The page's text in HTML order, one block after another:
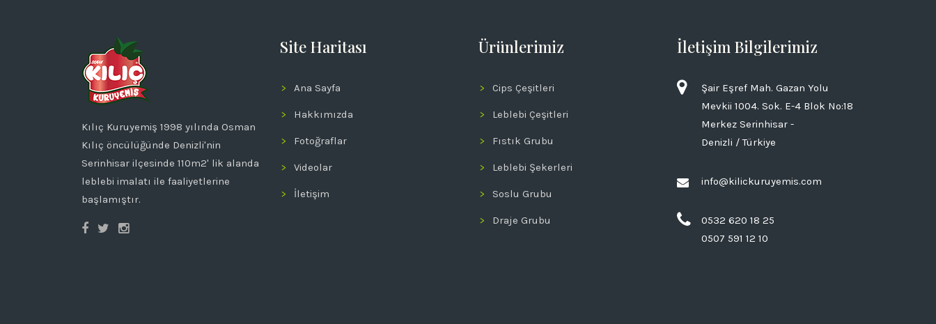
Kılıç Kuruyemiş 1998 yılında Osman
Kılıç öncülüğünde Denizli'nin
Serinhisar ilçesinde 110m2' lik alanda
leblebi imalatı ile faaliyetlerine
başlamıştır.
Site Haritası
Ana Sayfa
Hakkımızda
Fotoğraflar
Videolar
İletişim
Ürünlerimiz
Cips Çeşitleri
Leblebi Çeşitleri
Fıstık Grubu
Leblebi Şekerleri
Soslu Grubu
Draje Grubu
İletişim Bilgilerimiz
Şair Eşref Mah. Gazan Yolu
Mevkii 1004. Sok. E-4 Blok No:18
Merkez Serinhisar -
Denizli / Türkiye
info@kilickuruyemis.com
0532 620 18 25
0507 591 12 10